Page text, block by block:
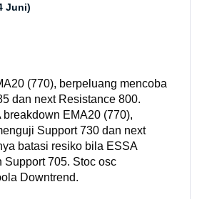
Juni)
(770), berpeluang mencoba
dan next Resistance 800.
EMA20 (770),
Support 730 dan next
batasi resiko bila ESSA
Support 705. Stoc osc
Downtrend.